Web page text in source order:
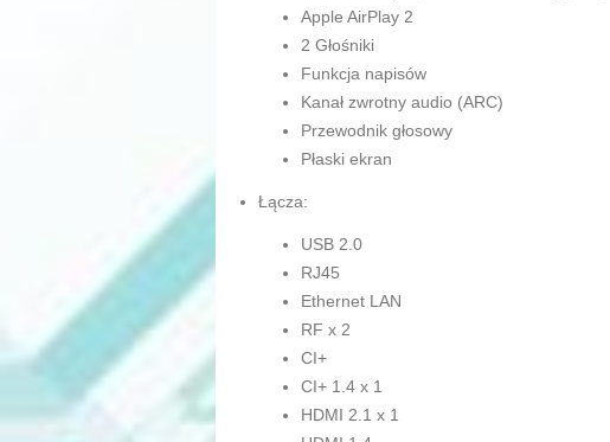
Apple AirPlay 2
2 Głośniki
Funkcja napisów
Kanał zwrotny audio (ARC)
Przewodnik głosowy
Płaski ekran
Łącza:
USB 2.0
RJ45
Ethernet LAN
RF x 2
CI+
CI+ 1.4 x 1
HDMI 2.1 x 1